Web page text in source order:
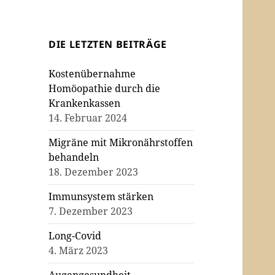
DIE LETZTEN BEITRÄGE
Kostenübernahme
Homöopathie durch die
Krankenkassen
14. Februar 2024
Migräne mit Mikronährstoffen
behandeln
18. Dezember 2023
Immunsystem stärken
7. Dezember 2023
Long-Covid
4. März 2023